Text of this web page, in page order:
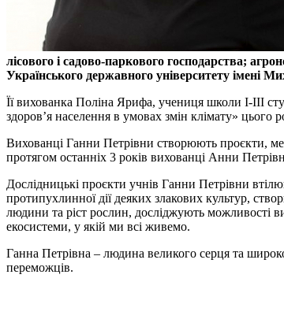
лісового і садово-паркового господарства;
Українського державного університету імені
Її вихованка Поліна Ярифа, учениця школи І-III
здоров’я населення в умовах змін клімату»
Вихованці Ганни Петрівни створюють проєкти,
протягом останніх 3 років вихованці Анни
Дослідницькі проєкти учнів Ганни Петрівни
протипухлинної дії деяких злакових культур,
людини та ріст рослин, досліджують можливості
екосистеми, у якій ми всі живемо.
Ганна Петрівна – людина великого серця та
переможців.